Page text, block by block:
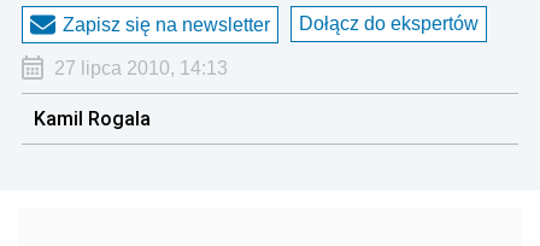
Zapisz się na newsletter Dołącz do ekspertów
27 lipca 2010, 14:13
Kamil Rogala